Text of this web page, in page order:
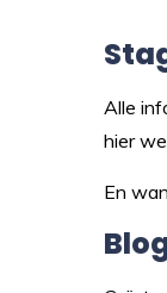
Alle
hier
En